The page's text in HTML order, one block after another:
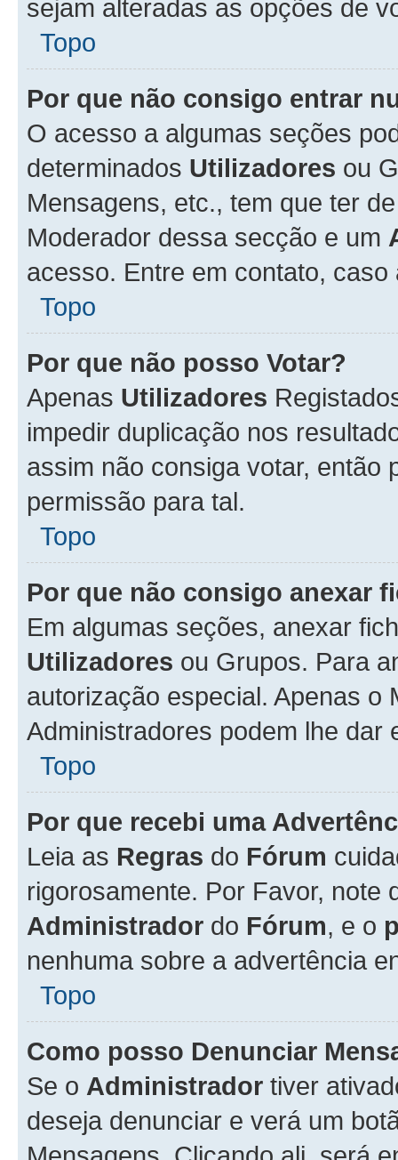
sejam alteradas as opções de
Topo
Por que não consigo entrar
O acesso a algumas seções
determinados Utilizadores ou
Mensagens, etc., tem que ter
Moderador dessa secção e um
acesso. Entre em contato,
Topo
Por que não posso Votar?
Apenas Utilizadores
impedir duplicação nos
assim não consiga votar, então
permissão para tal.
Topo
Por que não consigo anexar
Em algumas seções, anexar
Utilizadores ou Grupos. Para
autorização especial. Apenas o
Administradores podem lhe
Topo
Por que recebi uma
Leia as Regras do Fórum
rigorosamente. Por Favor, note
Administrador do Fórum, e o
nenhuma sobre a advertência
Topo
Como posso Denunciar
Se o Administrador tiver
deseja denunciar e verá um